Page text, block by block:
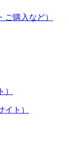
購入など）
ト）